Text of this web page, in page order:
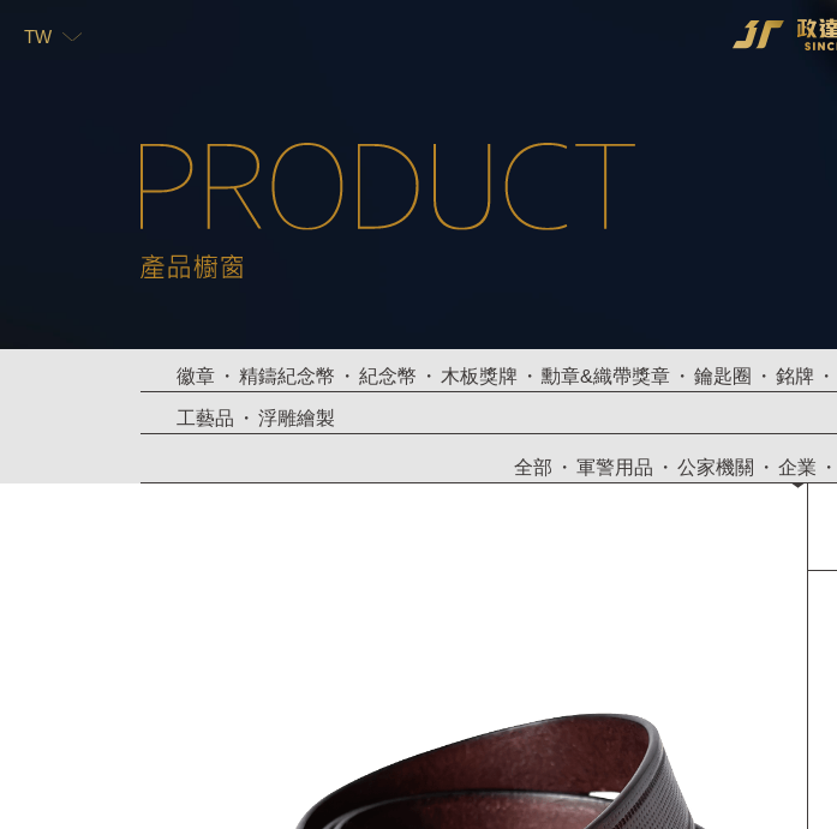
TW
徽章 精鑄紀念幣 紀念幣 木板獎牌 勳章&織帶獎章 鑰匙圈 銘牌
工藝品 浮雕繪製
全部 軍警用品 公家機關 企業